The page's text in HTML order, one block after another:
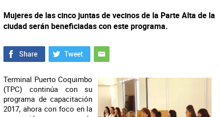
Mujeres de las cinco juntas de vecinos de la Parte Alta de la
ciudad serán beneficiadas con este programa.
Terminal Puerto Coquimbo
(TPC) continúa con su
programa de capacitación
2017, ahora con foco en la